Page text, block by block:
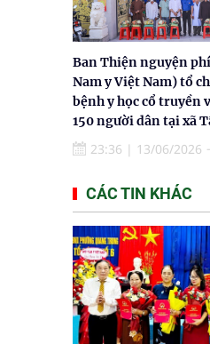
Ban Thiện nguyện
Nam y Việt Nam) tổ
bệnh y học cổ truyền
150 người dân tại xã
23:36 | 13/06/2026
CÁC TIN KHÁC